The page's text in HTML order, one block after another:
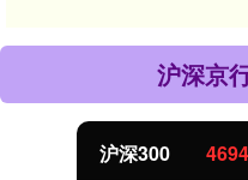
沪深京
43.13